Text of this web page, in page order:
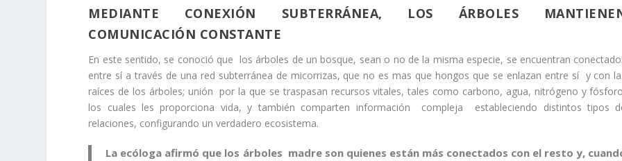
MEDIANTE CONEXIÓN SUBTERRÁNEA, LOS ÁRBOLES
COMUNICACIÓN CONSTANTE
En este sentido, se conoció que los árboles de un bosque, sean o no de la misma especie, se encuentran
entre sí a través de una red subterránea de micorrizas, que no es mas que hongos que se enlazan entre sí y con
raíces de los árboles; unión por la que se traspasan recursos vitales, tales como carbono, agua, nitrógeno y
los cuales les proporciona vida, y también comparten información compleja estableciendo distintos tipos
relaciones, configurando un verdadero ecosistema.
La ecóloga afirmó que los árboles madre son quienes están más conectados con el resto y,